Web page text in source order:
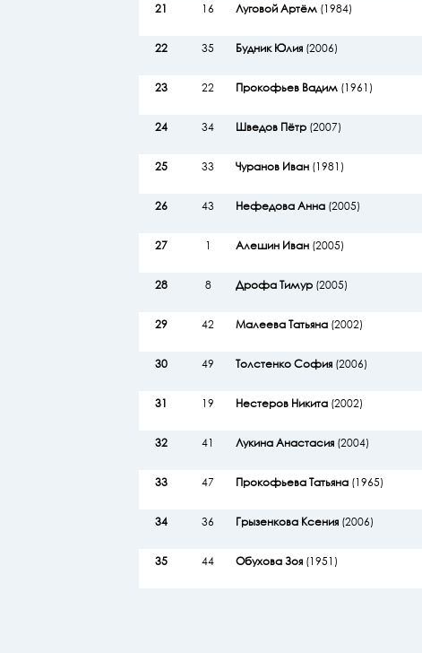
21 16 Луговой Артём (1984)
22 35 Будник Юлия (2006)
23 22 Прокофьев Вадим (1961)
24 34 Шведов Пётр (2007)
25 33 Чуранов Иван (1981)
26 43 Нефедова Анна (2005)
27 1 Алешин Иван (2005)
28 8 Дрофа Тимур (2005)
29 42 Малеева Татьяна (2002)
30 49 Толстенко София (2006)
31 19 Нестеров Никита (2002)
32 41 Лукина Анастасия (2004)
33 47 Прокофьева Татьяна (1965)
34 36 Грызенкова Ксения (2006)
35 44 Обухова Зоя (1951)